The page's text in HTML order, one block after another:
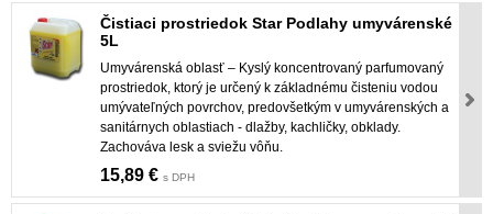
Čistiaci prostriedok Star Podlahy umyvárenské
5L
Umyvárenská oblasť – Kyslý koncentrovaný parfumovaný
prostriedok, ktorý je určený k základnému čisteniu vodou
umývateľných povrchov, predovšetkým v umyvárenských a
sanitárnych oblastiach - dlažby, kachličky, obklady.
Zachováva lesk a sviežu vôňu.
15,89 € s DPH